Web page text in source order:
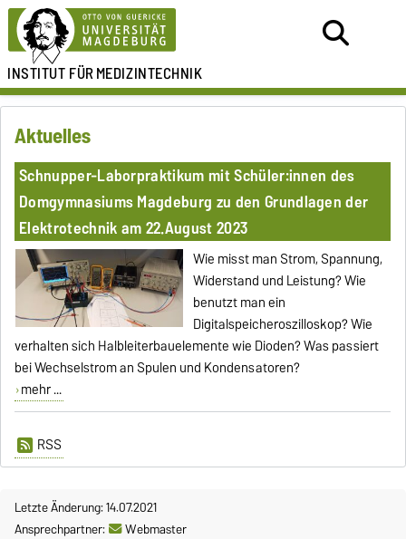
INSTITUT FÜRMEDIZINTECHNIK
Aktuelles
Schnupper-Laborpraktikum mit Schüler:innen des
Domgymnasiums Magdeburg zu den Grundlagen der
Elektrotechnik am 22.August 2023
Wie misst man Strom, Spannung,
Widerstand und Leistung? Wie
benutzt man ein
Digitalspeicheroszilloskop? Wie
verhalten sich Halbleiterbauelemente wie Dioden? Was passiert
bei Wechselstrom an Spulen und Kondensatoren?
mehr ...
RSS
Letzte Änderung: 14.07.2021
Ansprechpartner:
Webmaster